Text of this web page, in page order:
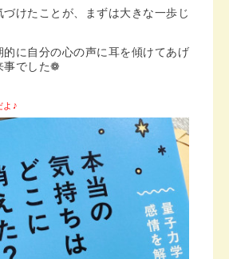
づけたことが、まずは大きな一歩じ
的に自分の心の声に耳を傾けてあげ
事でした❁︎
よ♪